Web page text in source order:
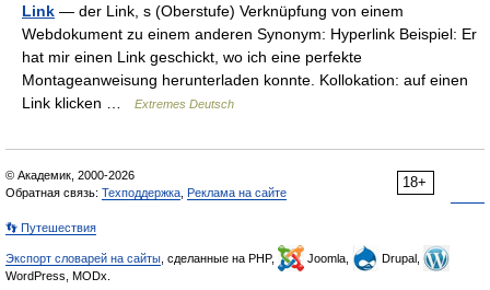
Link — der Link, s (Oberstufe) Verknüpfung von einem
Webdokument zu einem anderen Synonym: Hyperlink Beispiel: Er
hat mir einen Link geschickt, wo ich eine perfekte
Montageanweisung herunterladen konnte. Kollokation: auf einen
Link klicken …
Extremes Deutsch
18+
© Академик, 2000-2026
Обратная связь: Техподдержка Реклама на сайте
👣 Путешествия
Экспорт словарей на сайты , сделанные на PHP, Joomla,
Drupal,
WordPress, MODx.